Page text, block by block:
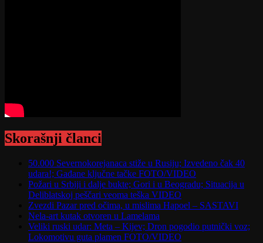
Skorašnji članci
50.000 Severnokorejanaca stiže u Rusiju; Izvedeno čak 40
udara!; Gađane ključne tačke FOTO/VIDEO
Požari u Srbiji i dalje bukte; Gori i u Beogradu; Situacija u
Deliblatskoj peščari veoma teška VIDEO
Zvezdi Pazar pred očima, u mislima Hapoel – SASTAVI
Nela-art kutak otvoren u Lamelama
Veliki ruski udar: Meta – Kijev; Dron pogodio putnički voz;
Lokomotivu guta plamen FOTO/VIDEO